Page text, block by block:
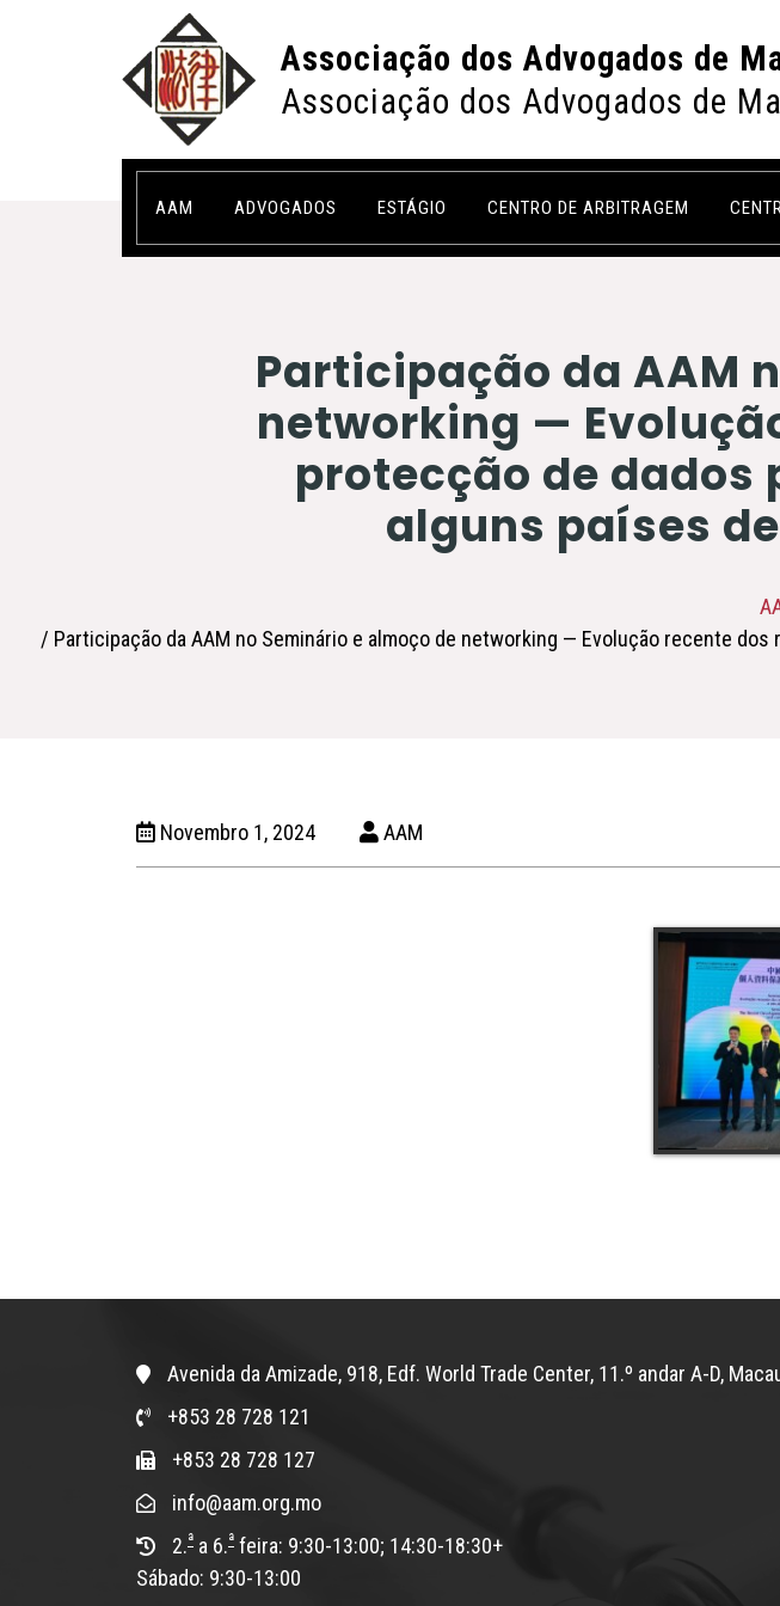
Associação dos Advogados de
Associação dos Advogados de
AAM ADVOGADOS ESTÁGIO CENTRO DE ARBITRAGEM
Participação da AAM
networking —
protecção de dados
alguns países
/ Participação da AAM no Seminário e almoço de networking — Evolução recente
Novembro 1, 2024 AAM
Avenida da Amizade, 918, Edf. World Trade Center, 11.º andar A-D,
+853 28 728 121
+853 28 728 127
info@aam.org.mo
2.ª a 6.ª feira: 9:30-13:00; 14:30-18:30+
Sábado: 9:30-13:00